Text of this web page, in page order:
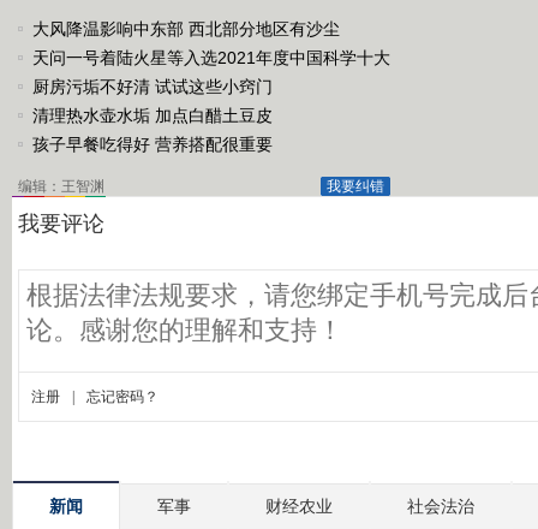
大风降温影响中东部 西北部分地区有沙尘
天问一号着陆火星等入选2021年度中国科学十大
进展
厨房污垢不好清 试试这些小窍门
清理热水壶水垢 加点白醋土豆皮
孩子早餐吃得好 营养搭配很重要
我要纠错
编辑：王智渊
新闻 军事 财经农业 社会法治